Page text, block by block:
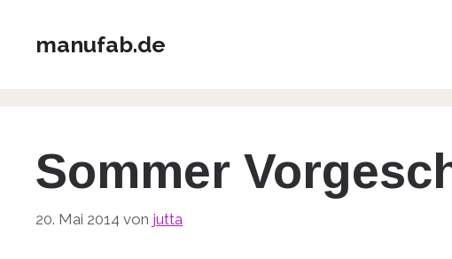
Inhaltmanufab.de
Sommer
20. Mai 2014 von jutta